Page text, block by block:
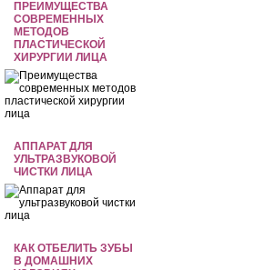
ПРЕИМУЩЕСТВА
СОВРЕМЕННЫХ
МЕТОДОВ
ПЛАСТИЧЕСКОЙ
ХИРУРГИИ ЛИЦА
АППАРАТ ДЛЯ
УЛЬТРАЗВУКОВОЙ
ЧИСТКИ ЛИЦА
КАК ОТБЕЛИТЬ ЗУБЫ
В ДОМАШНИХ